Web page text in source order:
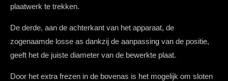
plaatwerk te trekken.
De derde, aan de achterkant van het apparaat, de
zogenaamde losse as dankzij de aanpassing van de positie,
geeft het de juiste diameter van de bewerkte plaat.
Door het extra frezen in de bovenas is het mogelijk om sloten